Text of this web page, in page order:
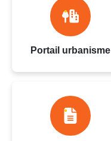
Portail urbanisme